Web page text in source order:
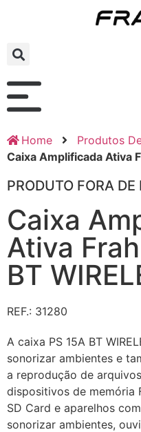
Home
Produtos
Caixa Amplificada Ativa
PRODUTO FORA DE
Caixa
Ativa
BT
REF.: 31280
A caixa PS 15A BT
sonorizar ambientes e
a reprodução de
dispositivos de memória
SD Card e aparelhos
sonorizar ambientes,